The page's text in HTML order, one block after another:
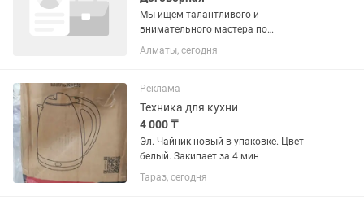
Мы ищем талантливого и
внимательного мастера по
наращиванию ресниц, который
поможет нашим клиентам подчеркнуть
Профессиональное наращивание
ресниц (классика,...
Алматы, сегодня
Реклама
Техника для кухни
4 000 ₸
Эл. Чайник новый в упаковке. Цвет
белый. Закипает за 4 мин
Тараз, сегодня